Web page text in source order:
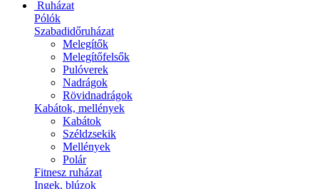
Ruházat
Pólók
Szabadidőruházat
Melegítők
Melegítőfelsők
Pulóverek
Nadrágok
Rövidnadrágok
Kabátok, mellények
Kabátok
Széldzsekik
Mellények
Polár
Fitnesz ruházat
Ingek, blúzok